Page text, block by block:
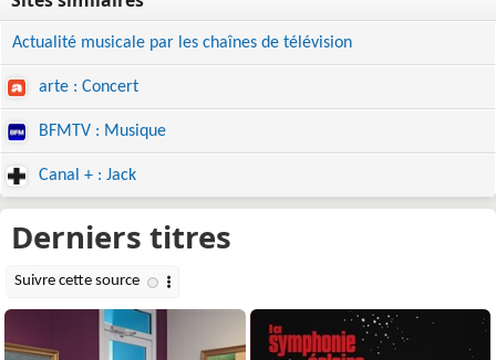
Actualité musicale par les chaînes de télévision
arte : Concert
BFMTV : Musique
Canal + : Jack